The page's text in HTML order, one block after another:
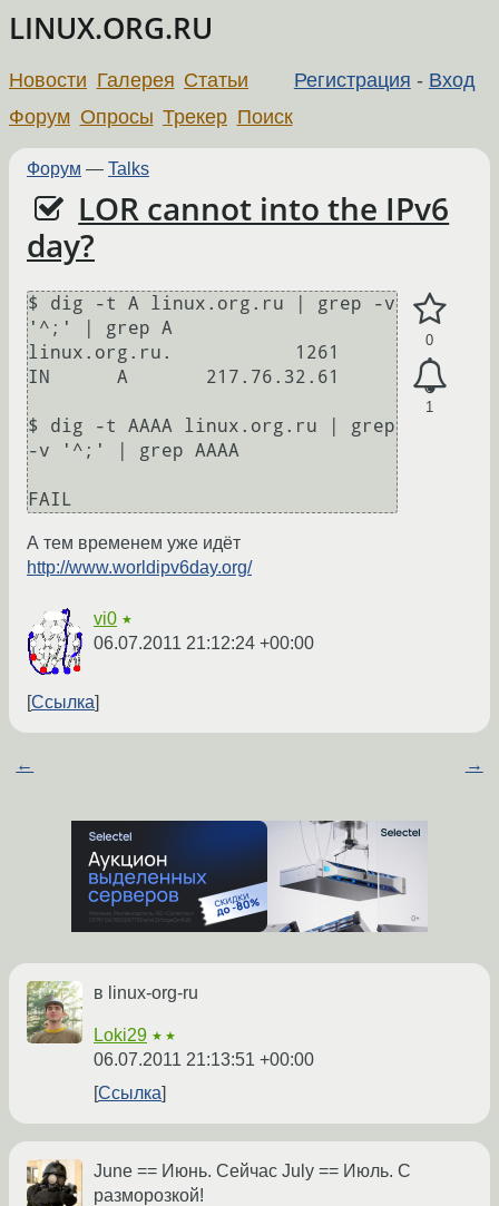
LINUX.ORG.RU
Регистрация - Вход
Новости Галерея Статьи
Форум Опросы Трекер Поиск
Форум — Talks
LOR cannot into the IPv6
day?
0
1
$ dig -t A linux.org.ru | grep -v
'^;' | grep A
linux.org.ru.           1261
IN      A       217.76.32.61
$ dig -t AAAA linux.org.ru | grep
-v '^;' | grep AAAA
А тем временем уже идёт
http://www.worldipv6day.org/
vi0 ★
06.07.2011 21:12:24 +00:00
Ссылка
← →
в linux-org-ru
Loki29 ★★
06.07.2011 21:13:51 +00:00
Ссылка
June == Июнь. Сейчас July == Июль. С
разморозкой!